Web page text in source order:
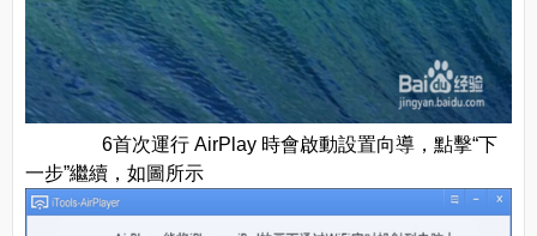
6首次運行 AirPlay 時會啟動設置向導，點擊“下
一步”繼續，如圖所示